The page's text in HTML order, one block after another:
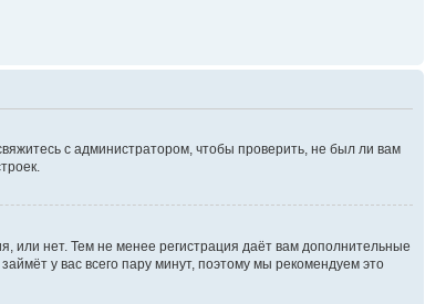
с администратором, чтобы проверить, не был ли вам
или нет. Тем не менее регистрация даёт вам дополнительные
у вас всего пару минут, поэтому мы рекомендуем это